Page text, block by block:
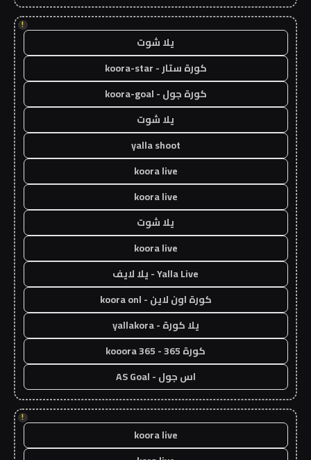
!
يلا شوت
كورة ستار - koora-star
كورة جول - koora-goal
يلا شوت
yalla shoot
koora live
koora live
يلا شوت
koora live
Yalla Live - يلا لايف
كورة اون لاين - koora onl
يلا كورة - yallakora
كورة 365 - kooora 365
اس جول - AS Goal
!
koora live